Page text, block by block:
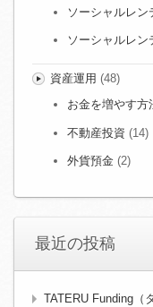
ソーシャルレン
ソーシャルレン
資産運用 (48)
お金を増やす方
不動産投資 (14)
外貨預金 (2)
最近の投稿
TATERU Funding（